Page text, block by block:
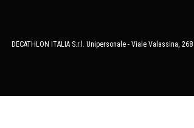
DECATHLON ITALIA S.r.l. Unipersonale - Viale Valassina,